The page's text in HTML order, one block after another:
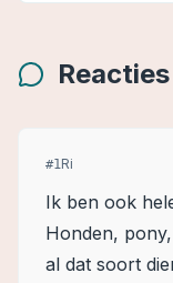
Reacties
#1Ri
Ik ben ook
Honden,
al dat soort